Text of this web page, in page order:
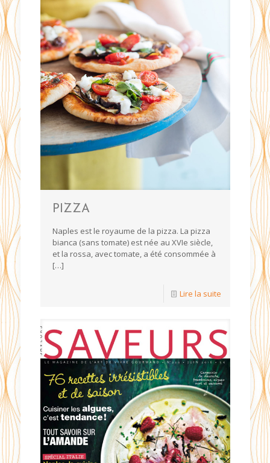
PIZZA
Naples est le royaume de la pizza. La pizza
bianca (sans tomate) est née au XVIe siècle,
et la rossa, avec tomate, a été consommée à
[…]
Lire la suite